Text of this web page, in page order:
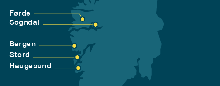
Førde
Sogndal
Bergen
Stord
Haugesund